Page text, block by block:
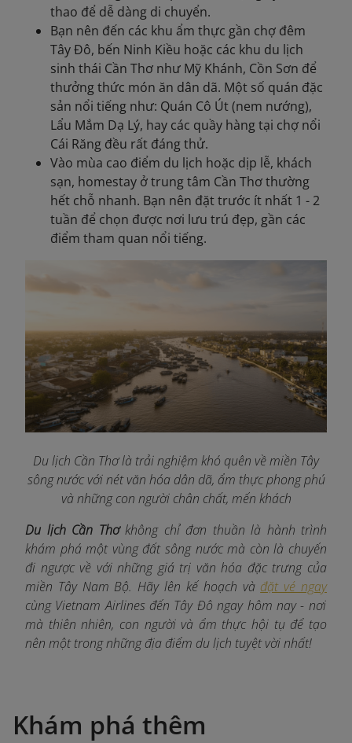
thao để dễ dàng di chuyển.
Bạn nên đến các khu ẩm thực gần chợ đêm
Tây Đô, bến Ninh Kiều hoặc các khu du lịch
sinh thái Cần Thơ như Mỹ Khánh, Cồn Sơn để
thưởng thức món ăn dân dã. Một số quán đặc
sản nổi tiếng như: Quán Cô Út (nem nướng),
Lẩu Mắm Dạ Lý, hay các quầy hàng tại chợ nổi
Cái Răng đều rất đáng thử.
Vào mùa cao điểm du lịch hoặc dịp lễ, khách
sạn, homestay ở trung tâm Cần Thơ thường
hết chỗ nhanh. Bạn nên đặt trước ít nhất 1 - 2
tuần để chọn được nơi lưu trú đẹp, gần các
điểm tham quan nổi tiếng.
Du lịch Cần Thơ là trải nghiệm khó quên về miền Tây
sông nước với nét văn hóa dân dã, ẩm thực phong phú
và những con người chân chất, mến khách
Du lịch Cần Thơkhông chỉ đơn thuần là hành trình
khám phá một vùng đất sông nước mà còn là chuyến
đi ngược về với những giá trị văn hóa đặc trưng của
miền Tây Nam Bộ. Hãy lên kế hoạch và đặt vé ngay
cùng Vietnam Airlines đến Tây Đô ngay hôm nay - nơi
mà thiên nhiên, con người và ẩm thực hội tụ để tạo
nên một trong những địa điểm du lịch tuyệt vời nhất!
Khám phá thêm